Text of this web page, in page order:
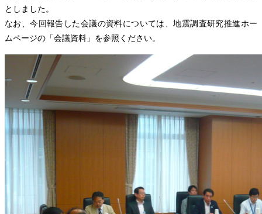
としました。
なお、今回報告した会議の資料については、地震調査研究推進ホー
ムページの「会議資料」を参照ください。